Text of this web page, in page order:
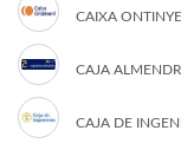
CAIXA
CAJA
CAJA DE